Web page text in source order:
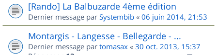
[Rando] La Balbuzarde 4ème édition
Dernier message par Systembib « 06 juin 2014, 21:53
Montargis - Langesse - Bellegarde - ...
Dernier message par tomasax « 30 oct. 2013, 15:37